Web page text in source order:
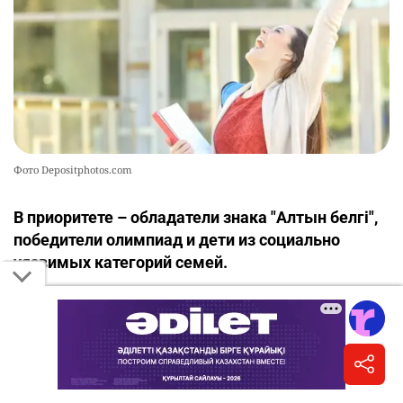
Фото Depositphotos.com
В приоритете – обладатели знака "Алтын белгі",
победители олимпиад и дети из социально
уязвимых категорий семей.
Помимо государственных образовательных
грантов, выделяемых за счет республиканского
бюджета и средств местных исполнительных
органов, высшие учебные заведения Казахстана